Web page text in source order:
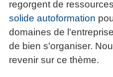
regorgent de
solide autoformation
domaines de
de bien s'organiser.
revenir sur ce thème.